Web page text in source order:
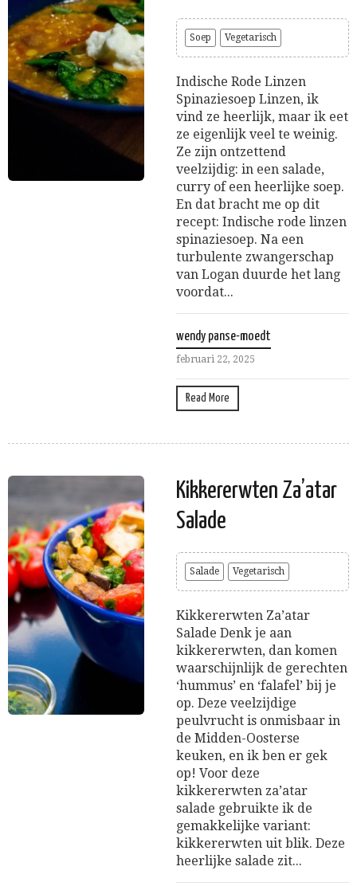
Soep Vegetarisch
Indische Rode Linzen
Spinaziesoep Linzen, ik
vind ze heerlijk, maar ik eet
ze eigenlijk veel te weinig.
Ze zijn ontzettend
veelzijdig: in een salade,
curry of een heerlijke soep.
En dat bracht me op dit
recept: Indische rode linzen
spinaziesoep. Na een
turbulente zwangerschap
van Logan duurde het lang
voordat...
wendy panse-moedt
februari 22, 2025
Read More
Kikkererwten Za’atar
Salade
Salade Vegetarisch
Kikkererwten Za’atar
Salade Denk je aan
kikkererwten, dan komen
waarschijnlijk de gerechten
‘hummus’ en ‘falafel’ bij je
op. Deze veelzijdige
peulvrucht is onmisbaar in
de Midden-Oosterse
keuken, en ik ben er gek
op! Voor deze
kikkererwten za’atar
salade gebruikte ik de
gemakkelijke variant:
kikkererwten uit blik. Deze
heerlijke salade zit...